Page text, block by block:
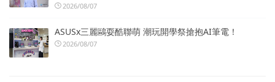
2026/08/07
ASUSx三麗鷗耍酷聯萌 潮玩開學祭搶抱AI筆電！
2026/08/07